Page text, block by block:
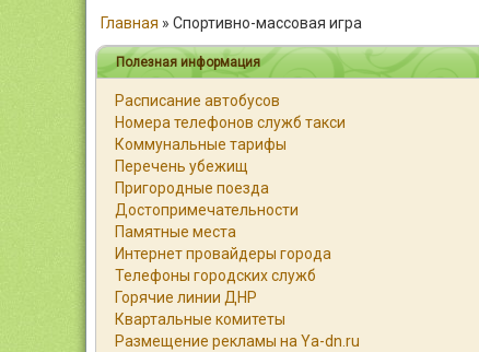
Главная » Спортивно-массовая игра
Полезная информация
Расписание автобусов
Номера телефонов служб такси
Коммунальные тарифы
Перечень убежищ
Пригородные поезда
Достопримечательности
Памятные места
Интернет провайдеры города
Телефоны городских служб
Горячие линии ДНР
Квартальные комитеты
Размещение рекламы на Ya-dn.ru